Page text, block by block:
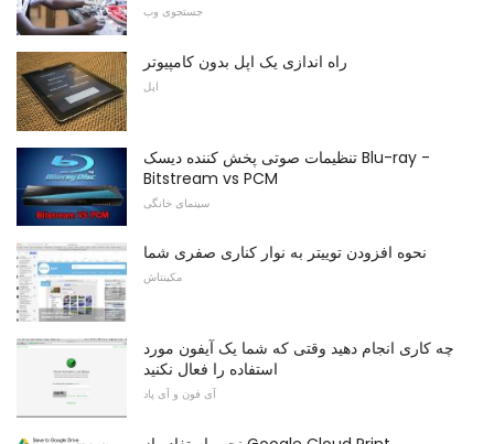
جستجوی وب
راه اندازی یک اپل بدون کامپیوتر
اپل
تنظیمات صوتی پخش کننده دیسک Blu-ray -
Bitstream vs PCM
سینمای خانگی
نحوه افزودن توییتر به نوار کناری صفری شما
مکینتاش
چه کاری انجام دهید وقتی که شما یک آیفون مورد
استفاده را فعال نکنید
آی فون و آی پاد